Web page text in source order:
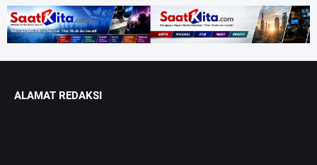
ALAMAT REDAKSI